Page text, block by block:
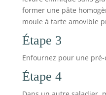
former une pâte
moule à tarte amovible
Étape 3
Enfournez pour une
Étape 4